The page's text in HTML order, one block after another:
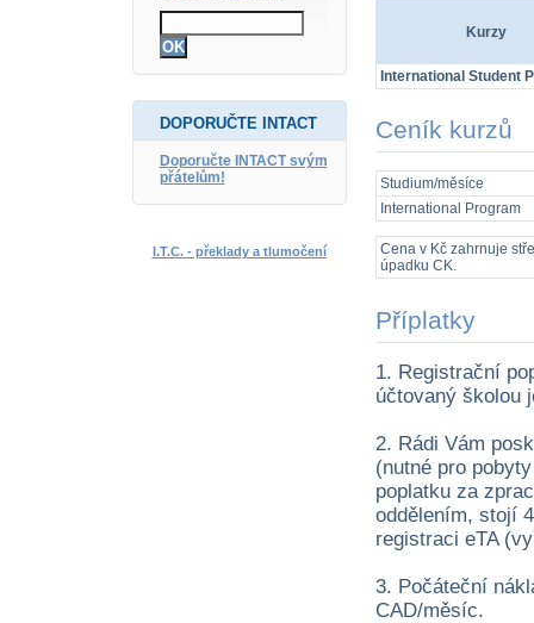
DOPORUČTE INTACT
Doporučte INTACT svým
přátelům!
I.T.C. - překlady a tlumočení
Kurzy
International Student
Ceník kurzů
Studium/měsíce
International Program
Cena v Kč zahrnuje
úpadku CK.
Příplatky
1. Registrační
účtovaný školou
2. Rádi Vám
(nutné pro
poplatku za
oddělením, stojí
registraci eTA
3. Počáteční
CAD/měsíc.